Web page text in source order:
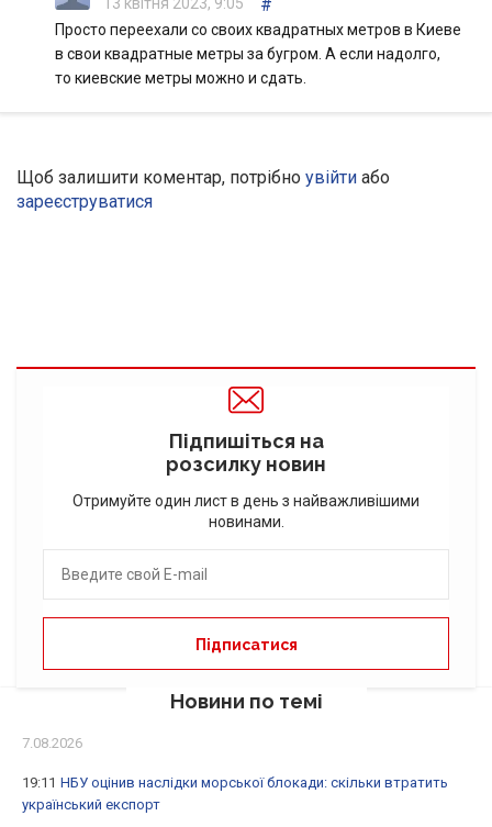
#
Просто переехали со своих квадратных метров в Киеве
в свои квадратные метры за бугром. А если надолго,
то киевские метры можно и сдать.
Щоб залишити коментар, потрібно увійти або
зареєструватися
Підпишіться на
розсилку новин
Отримуйте один лист в день з найважливішими
новинами.
Новини по темі
7.08.2026
19:11 НБУ оцінив наслідки морської блокади: скільки втратить
український експорт